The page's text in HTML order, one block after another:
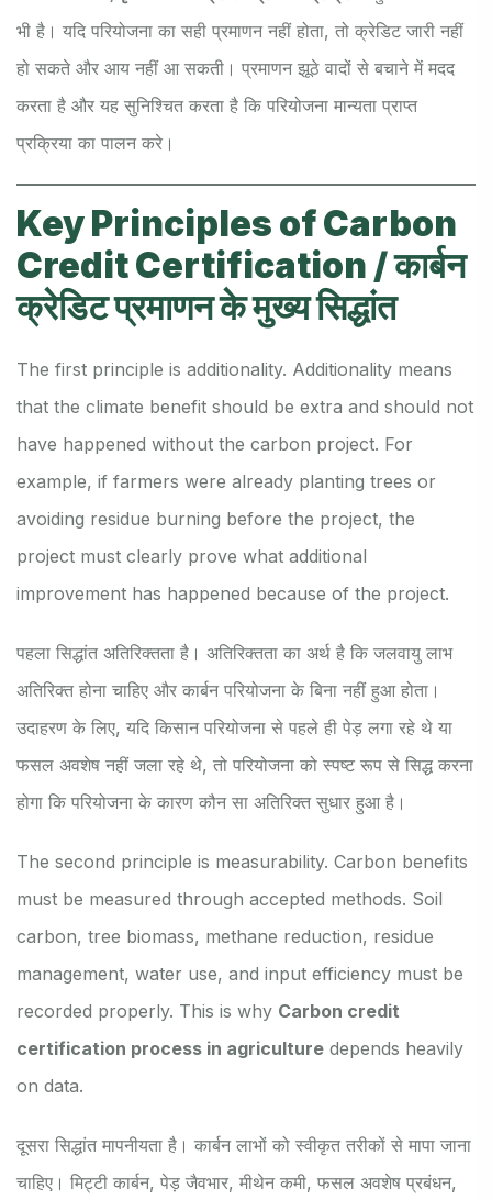
भी है। यदि परियोजना का सही प्रमाणन नहीं होता, तो क्रेडिट जारी नहीं
हो सकते और आय नहीं आ सकती। प्रमाणन झूठे वादों से बचाने में मदद
करता है और यह सुनिश्चित करता है कि परियोजना मान्यता प्राप्त
प्रक्रिया का पालन करे।
Key Principles of Carbon
Credit Certification / कार्बन
क्रेडिट प्रमाणन के मुख्य सिद्धांत
The first principle is additionality. Additionality means
that the climate benefit should be extra and should not
have happened without the carbon project. For
example, if farmers were already planting trees or
avoiding residue burning before the project, the
project must clearly prove what additional
improvement has happened because of the project.
पहला सिद्धांत अतिरिक्तता है। अतिरिक्तता का अर्थ है कि जलवायु लाभ
अतिरिक्त होना चाहिए और कार्बन परियोजना के बिना नहीं हुआ होता।
उदाहरण के लिए, यदि किसान परियोजना से पहले ही पेड़ लगा रहे थे या
फसल अवशेष नहीं जला रहे थे, तो परियोजना को स्पष्ट रूप से सिद्ध करना
होगा कि परियोजना के कारण कौन सा अतिरिक्त सुधार हुआ है।
The second principle is measurability. Carbon benefits
must be measured through accepted methods. Soil
carbon, tree biomass, methane reduction, residue
management, water use, and input efficiency must be
recorded properly. This is why Carbon credit
certification process in agriculture depends heavily
on data.
दूसरा सिद्धांत मापनीयता है। कार्बन लाभों को स्वीकृत तरीकों से मापा जाना
चाहिए। मिट्टी कार्बन, पेड़ जैवभार, मीथेन कमी, फसल अवशेष प्रबंधन,